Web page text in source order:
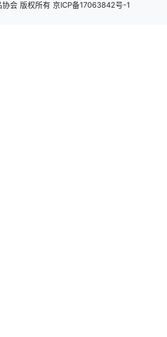
协会 版权所有 京ICP备17063842号-1